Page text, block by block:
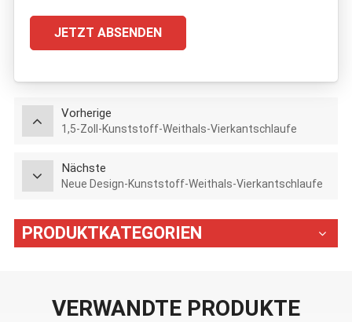
JETZT ABSENDEN
Vorherige
1,5-Zoll-Kunststoff-Weithals-Vierkantschlaufe
Nächste
Neue Design-Kunststoff-Weithals-Vierkantschlaufe
PRODUKTKATEGORIEN
VERWANDTE PRODUKTE